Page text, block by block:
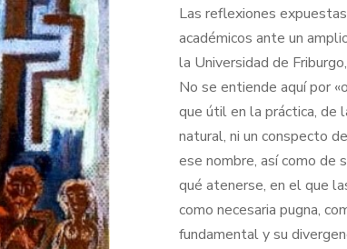
Las reflexiones
académicos ante un
la Universidad de
No se entiende aquí por
que útil en la práctica, de
natural, ni un conspecto
ese nombre, así como de
qué atenerse, en el que
como necesaria pugna,
fundamental y su